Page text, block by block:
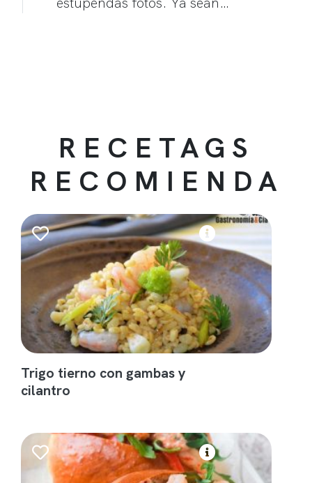
RECETAGS
RECOMIENDA
Trigo tierno con gambas y
cilantro